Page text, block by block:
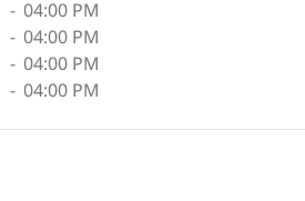
- 04:00 PM
- 04:00 PM
- 04:00 PM
- 04:00 PM